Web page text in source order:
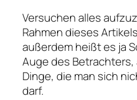
Versuchen alles
Rahmen dieses
außerdem heißt es ja
Auge des
Dinge, die man sich
darf.